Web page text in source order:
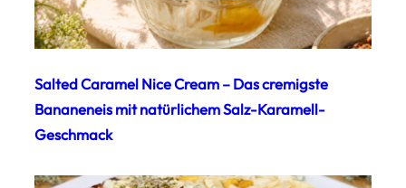
Salted Caramel Nice Cream – Das cremigste
Bananeneis mit natürlichem Salz-Karamell-
Geschmack